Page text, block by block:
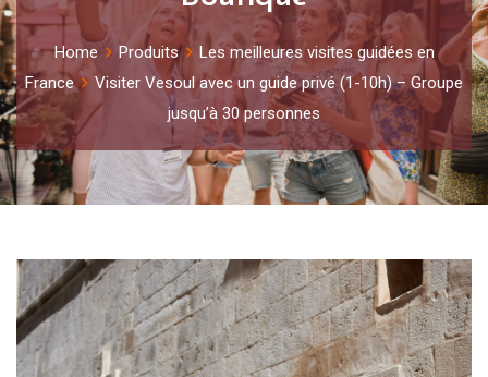
Home Produits
Les meilleures visites guidées en
France
Visiter Vesoul avec un guide privé (1-10h) – Groupe
jusqu’à 30 personnes